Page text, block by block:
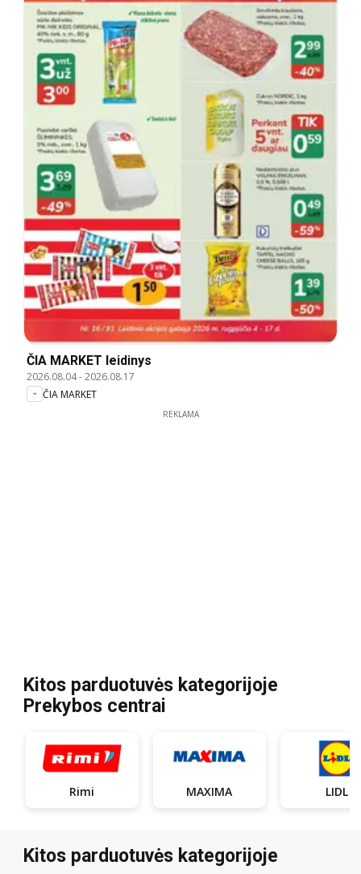
ČIA MARKET leidinys
2026.08.04-2026.08.17
ČIA MARKET
REKLAMA
Kitos parduotuvės kategorijoje
Prekybos centrai
Rimi MAXIMA LIDL
Kitos parduotuvės kategorijoje